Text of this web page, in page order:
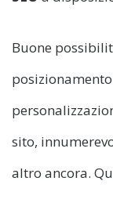
Buone
sito,
altro ancora.